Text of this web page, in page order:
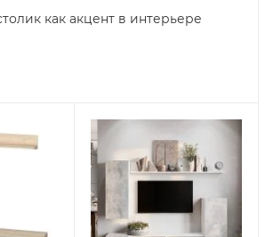
как акцент в интерьере